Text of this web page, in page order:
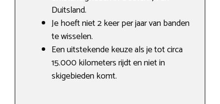
Duitsland.
Je hoeft niet 2 keer per jaar van banden
te wisselen.
Een uitstekende keuze als je tot circa
15.000 kilometers rijdt en niet in
skigebieden komt.